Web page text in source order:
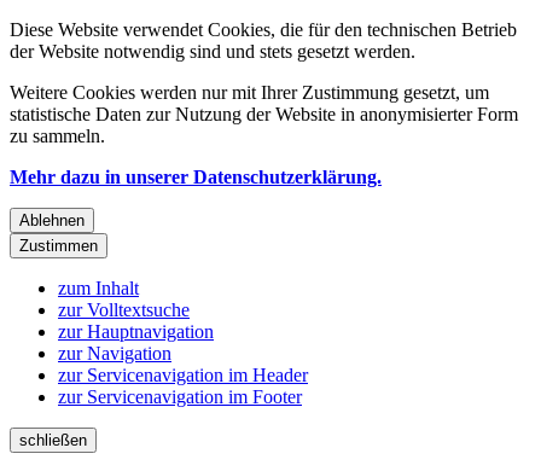
Diese Website verwendet Cookies, die für den technischen Betrieb
der Website notwendig sind und stets gesetzt werden.
Weitere Cookies werden nur mit Ihrer Zustimmung gesetzt, um
statistische Daten zur Nutzung der Website in anonymisierter Form
zu sammeln.
Mehr dazu in unserer Datenschutzerklärung.
Ablehnen
Zustimmen
zum Inhalt
zur Volltextsuche
zur Hauptnavigation
zur Navigation
zur Servicenavigation im Header
zur Servicenavigation im Footer
schließen